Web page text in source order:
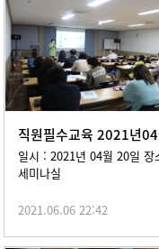
직원필수교육 2021년
20일
일시 : 2021년 04월 20일 장
세미나실
2021.06.06 22:42